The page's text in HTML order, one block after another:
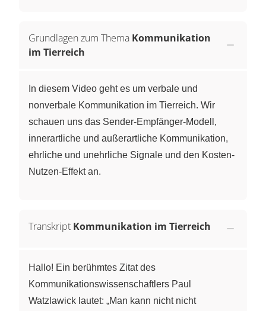
Grundlagen zum Thema Kommunikation
im Tierreich
In diesem Video geht es um verbale und
nonverbale Kommunikation im Tierreich. Wir
schauen uns das Sender-Empfänger-Modell,
innerartliche und außerartliche Kommunikation,
ehrliche und unehrliche Signale und den Kosten-
Nutzen-Effekt an.
Transkript Kommunikation im Tierreich
Hallo! Ein berühmtes Zitat des
Kommunikationswissenschaftlers Paul
Watzlawick lautet: „Man kann nicht nicht